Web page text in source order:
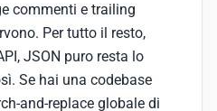
commenti e trailing
Per tutto il resto,
JSON puro resta lo
Se hai una codebase
and-replace globale di